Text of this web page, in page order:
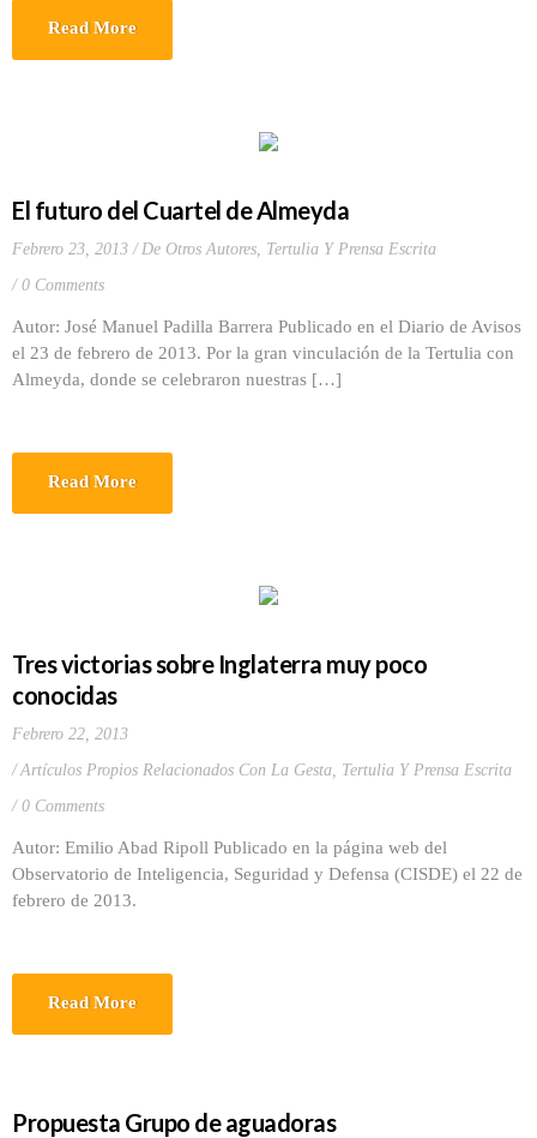
Read More
El futuro del Cuartel de Almeyda
Febrero 23, 2013 De Otros Autores, Tertulia Y Prensa Escrita
0 Comments
Autor: José Manuel Padilla Barrera Publicado en el Diario de Avisos
el 23 de febrero de 2013. Por la gran vinculación de la Tertulia con
Almeyda, donde se celebraron nuestras […]
Read More
Tres victorias sobre Inglaterra muy poco
conocidas
Febrero 22, 2013
Artículos Propios Relacionados Con La Gesta, Tertulia Y Prensa Escrita
0 Comments
Autor: Emilio Abad Ripoll Publicado en la página web del
Observatorio de Inteligencia, Seguridad y Defensa (CISDE) el 22 de
febrero de 2013.
Read More
Propuesta Grupo de aguadoras